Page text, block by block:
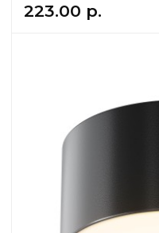
223.00 р.